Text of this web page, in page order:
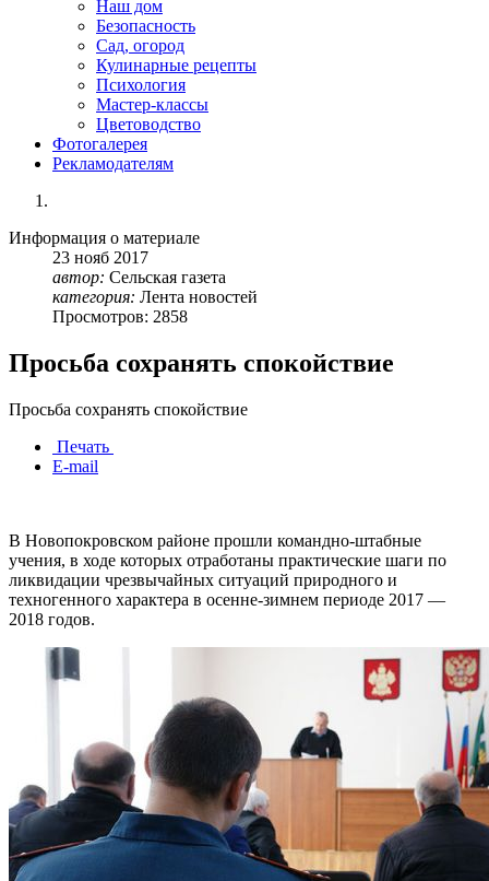
Наш дом
Безопасность
Сад, огород
Кулинарные рецепты
Психология
Мастер-классы
Цветоводство
Фотогалерея
Рекламодателям
Информация о материале
23 нояб 2017
автор: Сельская газета
категория: Лента новостей
Просмотров: 2858
Просьба сохранять спокойствие
Просьба сохранять спокойствие
Печать
E-mail
В Новопокровском районе прошли командно-штабные
учения, в ходе которых отработаны практические шаги по
ликвидации чрезвычайных ситуаций природного и
техногенного характера в осенне-зимнем периоде 2017 —
2018 годов.